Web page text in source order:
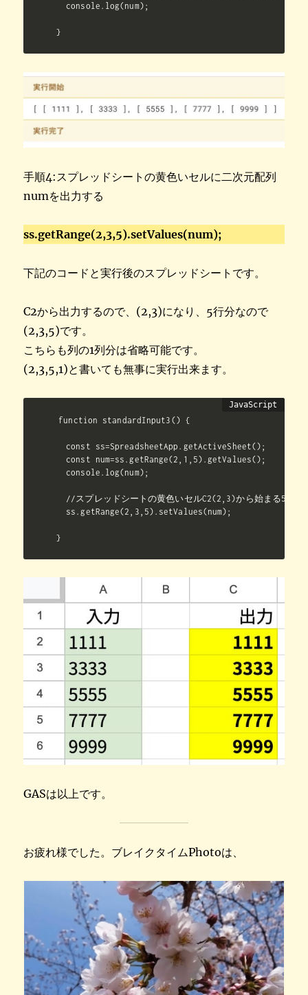
  console.log(num);
}
手順4:スプレッドシートの黄色いセルに二次元配列
numを出力する
ss.getRange(2,3,5).setValues(num);
下記のコードと実行後のスプレッドシートです。
C2から出力するので、(2,3)になり、5行分なので
(2,3,5)です。
こちらも列の1列分は省略可能です。
(2,3,5,1)と書いても無事に実行出来ます。
function standardInput3() {
  const ss=SpreadsheetApp.getActiveSheet();
  const num=ss.getRange(2,1,5).getValues();
  console.log(num);
//スプレッドシートの黄色いセルC2(2,3)から始まる5行分
  ss.getRange(2,3,5).setValues(num);
}
GASは以上です。
お疲れ様でした。ブレイクタイムPhotoは、